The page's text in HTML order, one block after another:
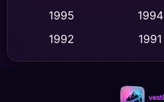
Dance เต้น
Detective สืบสวน
1995
1994
1992
1991
1989
1988
1983